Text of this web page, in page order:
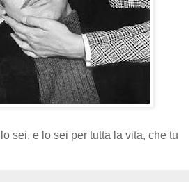
sei, e lo sei per tutta la vita, che tu